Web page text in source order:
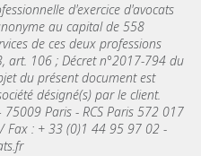
d'exercice d'avocats
au capital de 558
de ces deux professions
art. 106 ; Décret n°2017-794 du
du présent document est
désigné(s) par le client.
Paris - RCS Paris 572 017
Fax : + 33 (0)1 44 95 97 02 -